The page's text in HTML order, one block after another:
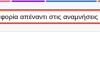
στις αναμνήσεις μας